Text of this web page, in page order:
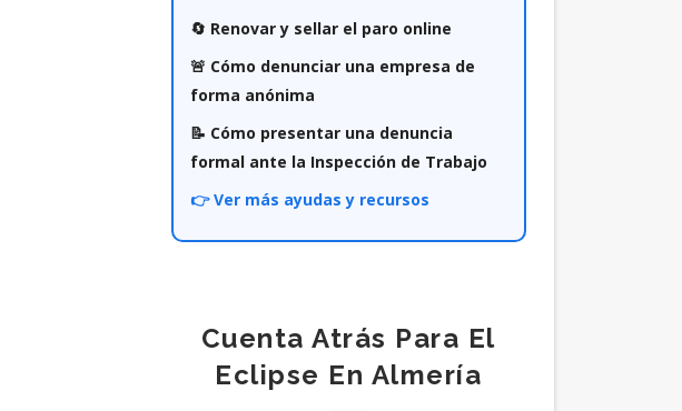
🔄 Renovar y sellar el paro online
🚨 Cómo denunciar una empresa de
forma anónima
📝 Cómo presentar una denuncia
formal ante la Inspección de Trabajo
👉 Ver más ayudas y recursos
Cuenta Atrás Para El
Eclipse En Almería